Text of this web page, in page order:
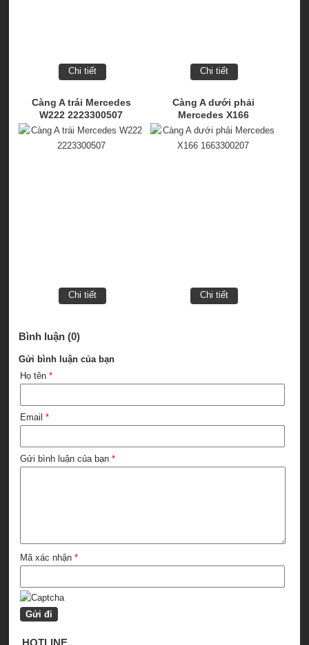
Chi tiết Chi tiết
Càng A trái Mercedes
W222 2223300507
Chi tiết
Càng A dưới phải
Mercedes X166
1663300207
Chi tiết
Bình luận (0)
Gửi bình luận của bạn
Họ tên *
Email *
Gửi bình luận của bạn *
Mã xác nhận *
HOTLINE